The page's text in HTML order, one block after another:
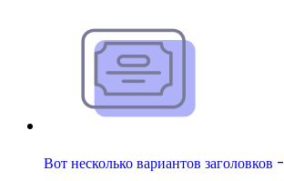
Вот несколько вариантов